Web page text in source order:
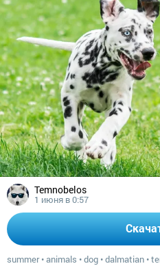
Temnobelos
1 июня в 0:57
summer•animals •dog •dalmatian •